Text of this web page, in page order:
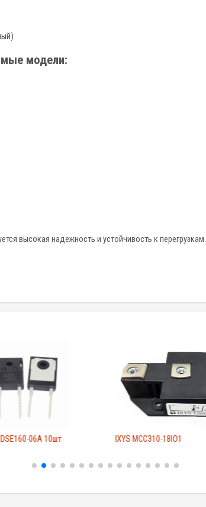
модели:
высокая надежность и устойчивость к перегрузкам.
06A 10шт IXYS MCC310-18IO1